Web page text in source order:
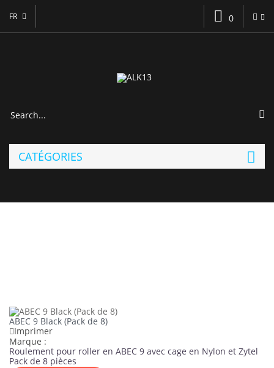
0
FR
CATÉGORIES
ABEC 9 Black (Pack de 8)
Imprimer
Marque :
Roulement pour roller en ABEC 9 avec cage en Nylon et Zytel
Pack de 8 pièces